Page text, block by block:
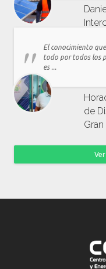
El conocimiento
todo por todos los
es ...
de